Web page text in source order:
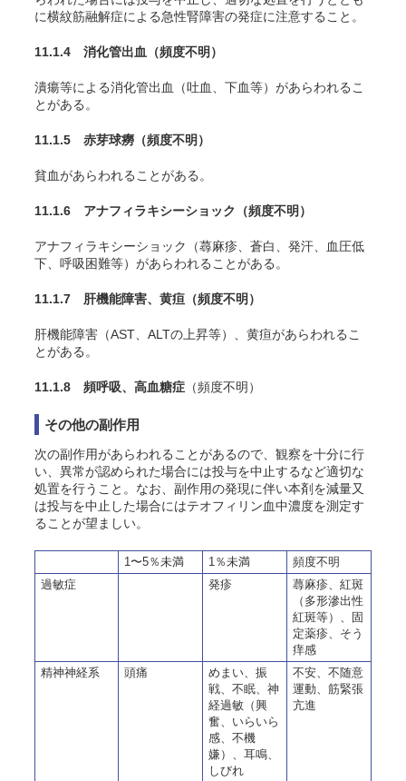
に横紋筋融解症による急性腎障害の発症に注意すること。
11.1.4 消化管出血 （頻度不明）
潰瘍等による消化管出血（吐血、下血等）があらわれるこ
とがある。
11.1.5 赤芽球癆 （頻度不明）
貧血があらわれることがある。
11.1.6 アナフィラキシーショック （頻度不明）
アナフィラキシーショック（蕁麻疹、蒼白、発汗、血圧低
下、呼吸困難等）があらわれることがある。
11.1.7 肝機能障害、黄疸 （頻度不明）
肝機能障害（AST、ALTの上昇等）、黄疸があらわれるこ
とがある。
11.1.8 頻呼吸、高血糖症 （頻度不明）
その他の副作用
次の副作用があらわれることがあるので、観察を十分に行
い、異常が認められた場合には投与を中止するなど適切な
処置を行うこと。なお、副作用の発現に伴い本剤を減量又
は投与を中止した場合にはテオフィリン血中濃度を測定す
ることが望ましい。
1〜5％未満 1％未満
頻度不明
過敏症
発疹
蕁麻疹、紅斑
（多形滲出性
紅斑等）、固
定薬疹、そう
痒感
精神神経系
頭痛
めまい、振
戦、不眠、神
経過敏（興
奮、いらいら
感、不機
嫌）、耳鳴、
しびれ
不安、不随意
運動、筋緊張
亢進